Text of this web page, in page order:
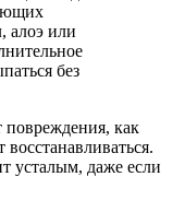
алоэ или
без
повреждения, как
усталым, даже если